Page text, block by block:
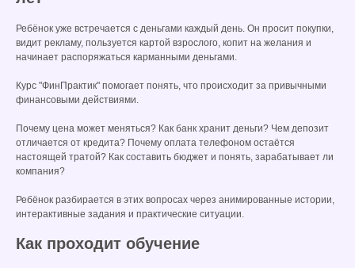
Ребёнок уже встречается с деньгами каждый день. Он просит покупки,
видит рекламу, пользуется картой взрослого, копит на желания и
начинает распоряжаться карманными деньгами.
Курс "ФинПрактик" помогает понять, что происходит за привычными
финансовыми действиями.
Почему цена может меняться? Как банк хранит деньги? Чем депозит
отличается от кредита? Почему оплата телефоном остаётся
настоящей тратой? Как составить бюджет и понять, зарабатывает ли
компания?
Ребёнок разбирается в этих вопросах через анимированные истории,
интерактивные задания и практические ситуации.
Как проходит обучение